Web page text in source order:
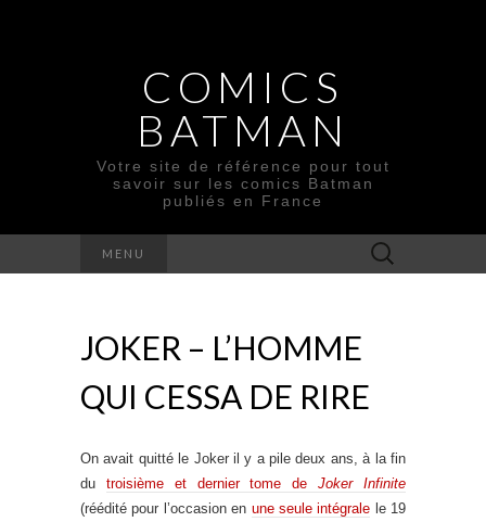
COMICS
BATMAN
Votre site de référence pour tout
savoir sur les comics Batman
publiés en France
MENU Rechercher :
JOKER – L’HOMME
QUI CESSA DE RIRE
On avait quitté le Joker il y a pile deux ans, à la fin
du troisième et dernier tome deJoker Infinite
(réédité pour l’occasion en une seule intégrale le 19